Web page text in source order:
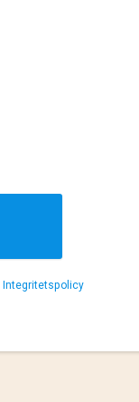
Integritetspolicy